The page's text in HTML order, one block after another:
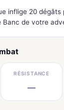
inflige 20 dégâts
Banc de votre
RÉSISTANCE
—